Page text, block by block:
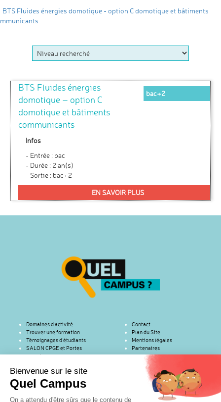
BTS Fluides énergies domotique - option C domotique et bâtiments
BTS Fluides énergies
domotique – option C
domotique et bâtiments
communicants
bac+2
Infos
- Entrée : bac
- Durée : 2 an(s)
- Sortie : bac+2
EN SAVOIR PLUS
Domaines d’activité
Trouver une formation
Témoignages d’étudiants
SALON CPGE et Portes
ouvertes
Contact
Plan du Site
Mentions légales
Partenaires